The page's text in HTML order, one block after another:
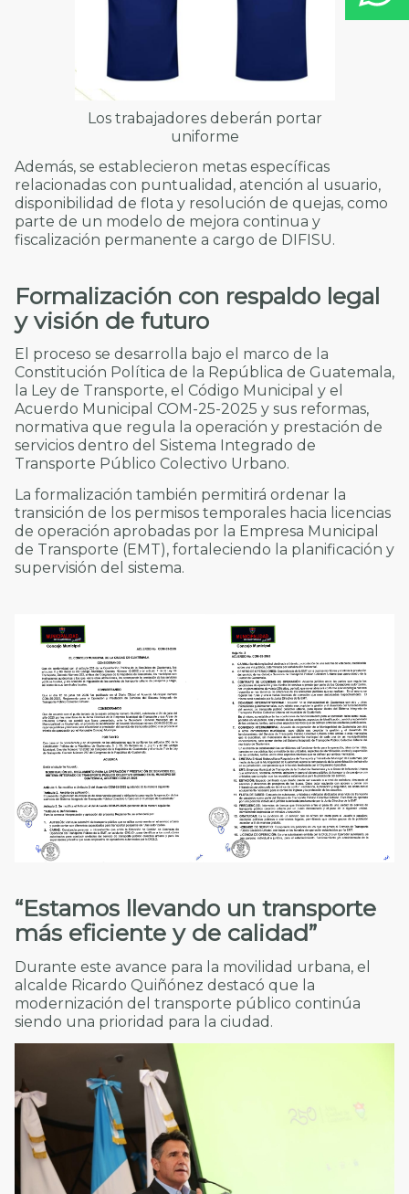
Los trabajadores deberán portar
uniforme
Además, se establecieron metas específicas
relacionadas con puntualidad, atención al usuario,
disponibilidad de flota y resolución de quejas, como
parte de un modelo de mejora continua y
fiscalización permanente a cargo de DIFISU.
Formalización con respaldo legal
y visión de futuro
El proceso se desarrolla bajo el marco de la
Constitución Política de la República de Guatemala,
la Ley de Transporte, el Código Municipal y el
Acuerdo Municipal COM-25-2025 y sus reformas,
normativa que regula la operación y prestación de
servicios dentro del Sistema Integrado de
Transporte Público Colectivo Urbano.
La formalización también permitirá ordenar la
transición de los permisos temporales hacia licencias
de operación aprobadas por la Empresa Municipal
de Transporte (EMT), fortaleciendo la planificación y
supervisión del sistema.
“Estamos llevando un transporte
más eficiente y de calidad”
Durante este avance para la movilidad urbana, el
alcalde Ricardo Quiñónez destacó que la
modernización del transporte público continúa
siendo una prioridad para la ciudad.